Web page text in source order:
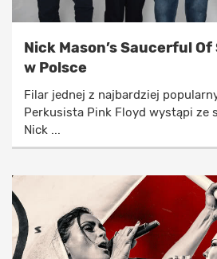
Nick Mason’s Saucerful
w Polsce
Filar jednej z najbardziej
Perkusista Pink Floyd wystąpi ze
Nick ...